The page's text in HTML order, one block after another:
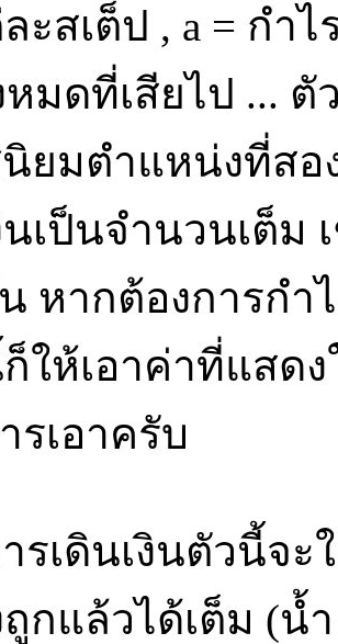
ะสเต็ป , a = กำ
มดที่เสียไป ... ตั
ยมตำแหน่งที่สอ
นเป็นจำนวนเต็ม
หากต้องการกำ
ให้เอาค่าที่แสด
รเอาครับ
รเดินเงินตัวนี้จ
กแล้วได้เต็ม (น้